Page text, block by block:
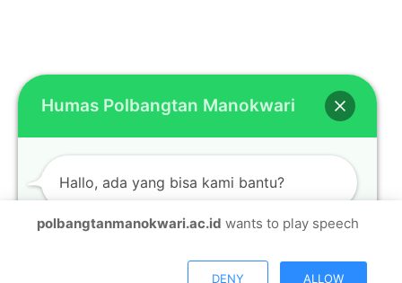
Humas Polbangtan Manokwari
Hallo, ada yang bisa kami bantu?
polbangtanmanokwari.ac.id wants to play speech
DENY ALLOW